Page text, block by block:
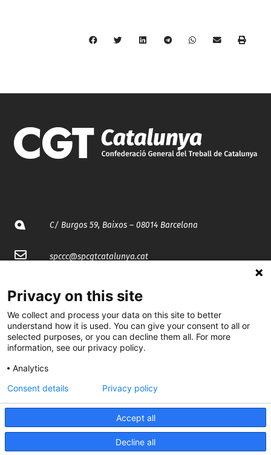
C/ Burgos 59, Baixos – 08014 Barcelona
spccc@spcgtcatalunya.cat
@CGTCatalunya
cgtcatalunya
CGTCatalunya
cgtcatalunya
Desenvolupat per
Privacy on this site
We collect and process your data on this site to better
understand how it is used. You can give your consent to all or
selected purposes, or you can decline them all. For more
information, see our privacy policy.
Analytics
Accept all
Decline all
Consent details Privacy policy